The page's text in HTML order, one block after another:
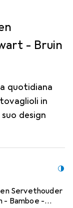
- Bruin
quotidiana
in
design
Servethouder
- Bamboe -